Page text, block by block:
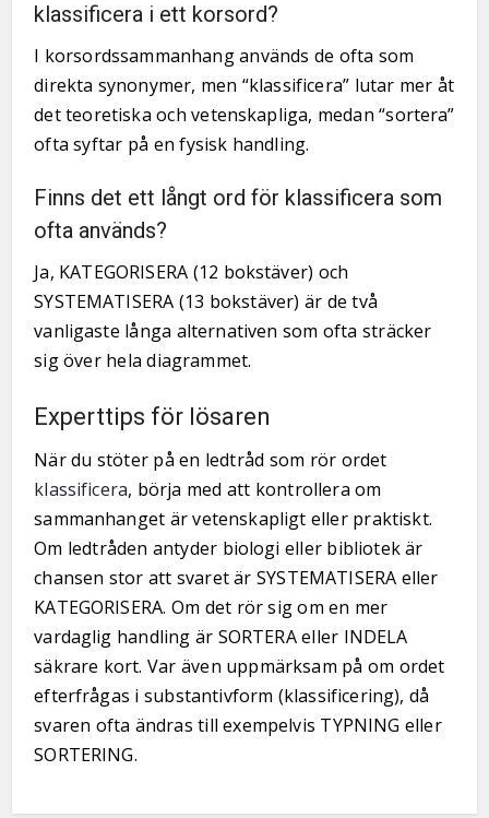
klassificera i ett korsord?
I korsordssammanhang används de ofta som
direkta synonymer, men “klassificera” lutar mer åt
det teoretiska och vetenskapliga, medan “sortera”
ofta syftar på en fysisk handling.
Finns det ett långt ord för klassificera som
ofta används?
Ja, KATEGORISERA (12 bokstäver) och
SYSTEMATISERA (13 bokstäver) är de två
vanligaste långa alternativen som ofta sträcker
sig över hela diagrammet.
Experttips för lösaren
När du stöter på en ledtråd som rör ordet
klassificera, börja med att kontrollera om
sammanhanget är vetenskapligt eller praktiskt.
Om ledtråden antyder biologi eller bibliotek är
chansen stor att svaret är SYSTEMATISERA eller
KATEGORISERA. Om det rör sig om en mer
vardaglig handling är SORTERA eller INDELA
säkrare kort. Var även uppmärksam på om ordet
efterfrågas i substantivform (klassificering), då
svaren ofta ändras till exempelvis TYPNING eller
SORTERING.